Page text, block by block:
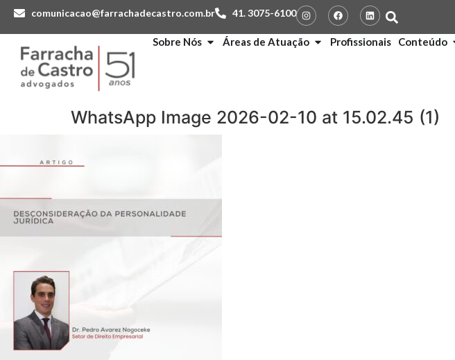
comunicacao@farrachadecastro.com.br 41. 3075-6100
Sobre Nós Áreas de Atuação Profissionais Conteúdo
WhatsApp Image 2026-02-10 at 15.02.45 (1)